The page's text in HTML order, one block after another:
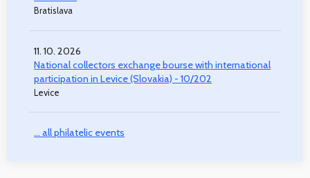
Bratislava
11. 10. 2026
National collectors exchange bourse with international
participation in Levice (Slovakia) - 10/202
Levice
... all philatelic events